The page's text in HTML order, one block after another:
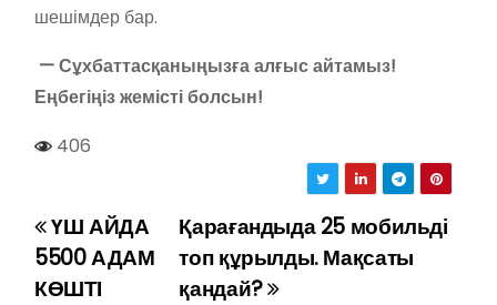
шешімдер бар.
— Сұхбаттасқаныңызға алғыс айтамыз!
Еңбегіңіз жемісті болсын!
406
Н
а
Қарағандыда 25 мобильді
топ құрылды. Мақсаты
қандай?
ҮШ АЙДА
5500 АДАМ
КӨШТІ